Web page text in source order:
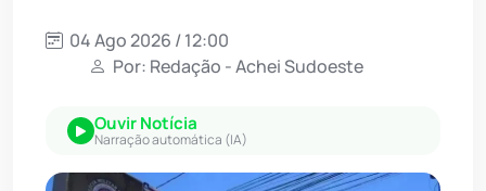
04 Ago 2026 / 12:00
Por: Redação - Achei Sudoeste
Ouvir Notícia
Narração automática (IA)